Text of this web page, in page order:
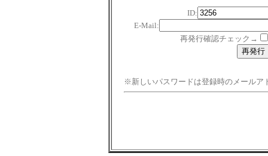
ID:
E-Mail:
再発行確認チェック→
※新しいパスワードは登録時のメールア